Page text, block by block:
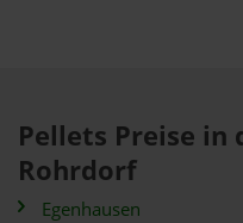
Pellets Preise in
Rohrdorf
Egenhausen